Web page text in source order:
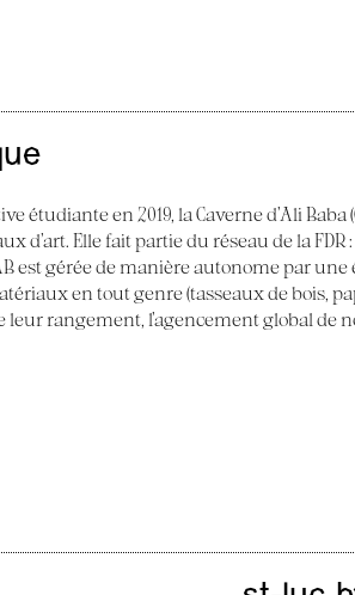
étudiante en 2019, la Caverne d’Ali Baba
d’art. Elle fait partie du réseau de la FDR
est gérée de manière autonome par
en tout genre (tasseaux de bois,
leur rangement, l’agencement global de